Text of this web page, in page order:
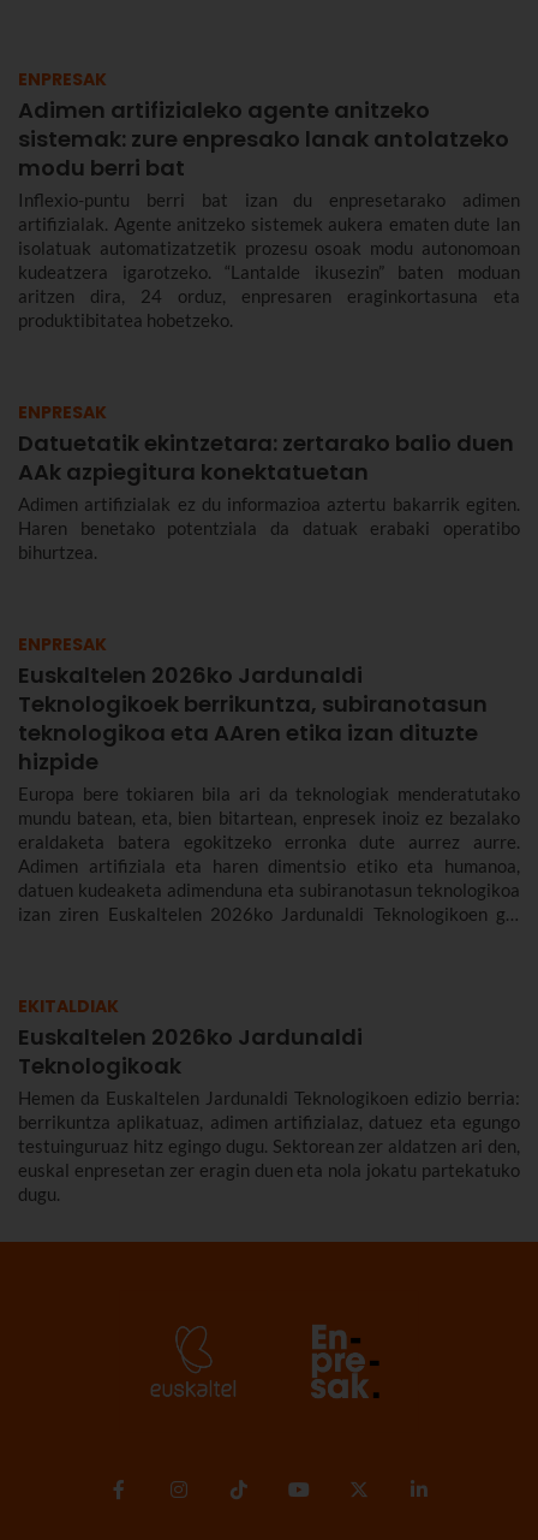
ENPRESAK
Adimen artifizialeko agente anitzeko
sistemak: zure enpresako lanak antolatzeko
modu berri bat
Inflexio-puntu berri bat izan du enpresetarako adimen
artifizialak. Agente anitzeko sistemek aukera ematen dute lan
isolatuak automatizatzetik prozesu osoak modu autonomoan
kudeatzera igarotzeko. “Lantalde ikusezin” baten moduan
aritzen dira, 24 orduz, enpresaren eraginkortasuna eta
produktibitatea hobetzeko.
ENPRESAK
Datuetatik ekintzetara: zertarako balio duen
AAk azpiegitura konektatuetan
Adimen artifizialak ez du informazioa aztertu bakarrik egiten.
Haren benetako potentziala da datuak erabaki operatibo
bihurtzea.
ENPRESAK
Euskaltelen 2026ko Jardunaldi
Teknologikoek berrikuntza, subiranotasun
teknologikoa eta AAren etika izan dituzte
hizpide
Europa bere tokiaren bila ari da teknologiak menderatutako
mundu batean, eta, bien bitartean, enpresek inoiz ez bezalako
eraldaketa batera egokitzeko erronka dute aurrez aurre.
Adimen artifiziala eta haren dimentsio etiko eta humanoa,
datuen kudeaketa adimenduna eta subiranotasun teknologikoa
izan ziren Euskaltelen 2026ko Jardunaldi Teknologikoen gai
EKITALDIAK
Euskaltelen 2026ko Jardunaldi
Teknologikoak
Hemen da Euskaltelen Jardunaldi Teknologikoen edizio berria:
berrikuntza aplikatuaz, adimen artifizialaz, datuez eta egungo
testuinguruaz hitz egingo dugu. Sektorean zer aldatzen ari den,
euskal enpresetan zer eragin duen eta nola jokatu partekatuko
dugu.